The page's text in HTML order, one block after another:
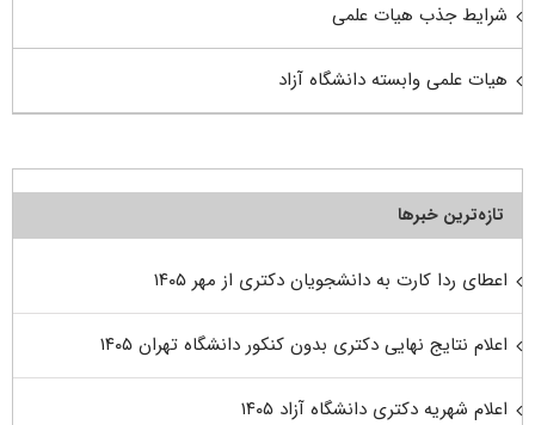
شرایط جذب هیات علمی
هیات علمی وابسته دانشگاه آزاد
تازه‌ترین خبرها
اعطای ردا کارت به دانشجویان دکتری از مهر ۱۴۰۵
اعلام نتایج نهایی دکتری بدون کنکور دانشگاه تهران ۱۴۰۵
اعلام شهریه دکتری دانشگاه آزاد ۱۴۰۵